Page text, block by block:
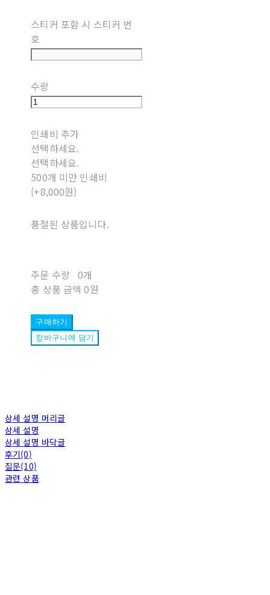
스티커 포함 시 스티커 번
호
수량
인쇄비 추가
선택하세요.
선택하세요.
500개 미만 인쇄비
(+8,000원)
품절된 상품입니다.
주문 수량 0개
총 상품 금액 0원
구매하기
장바구니에 담기
상세 설명 머리글
상세 설명
상세 설명 바닥글
후기(0)
질문(10)
관련 상품